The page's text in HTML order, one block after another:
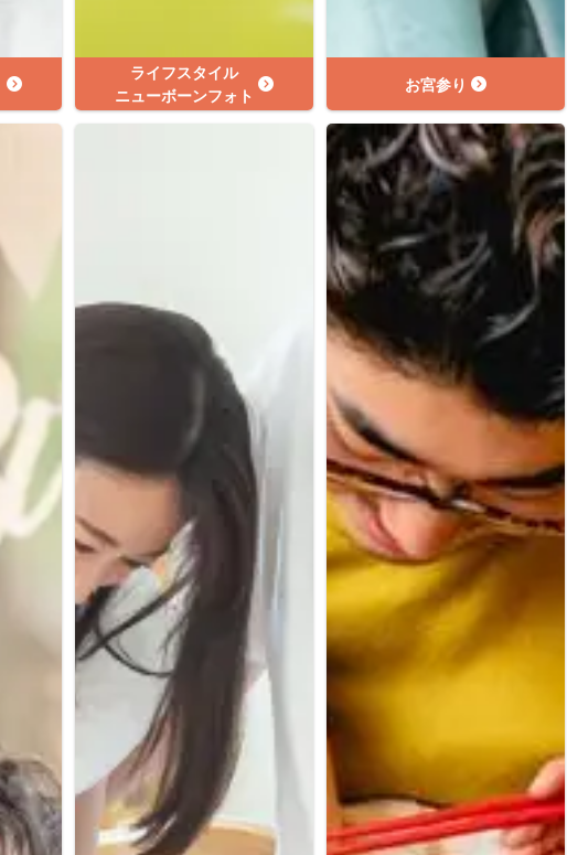
ライフスタイル
ニューボーンフォト
お宮参り